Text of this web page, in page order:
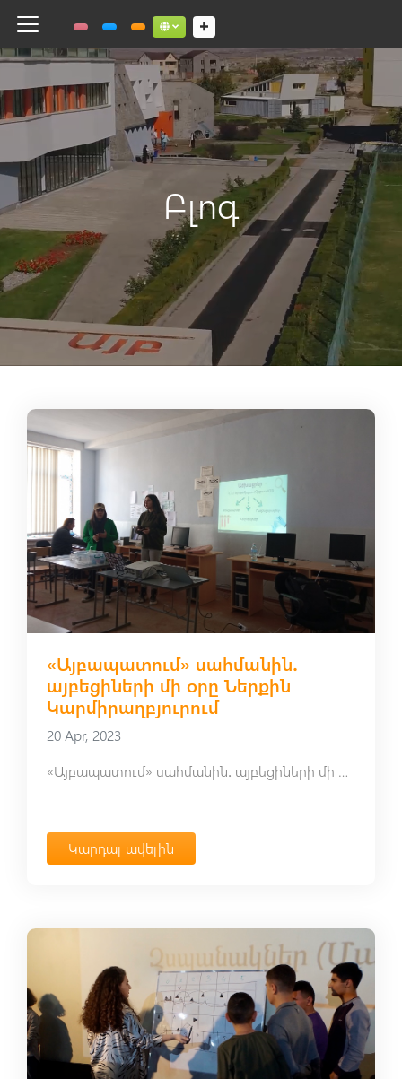
Toggle navigation Social links dropdown button
Բլոգ
«Այբապատում» սահմանին․
այբեցիների մի օրը Ներքին
Կարմիրաղբյուրում
20 Apr, 2023
«Այբապատում» սահմանին․ այբեցիների մի օրը Ներքին Կարմիրաղբյուրում
Կարդալ ավելին